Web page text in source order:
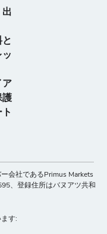
出
ッ
ア
護
会社であるPrimus Markets
、登録住所はバヌアツ共和
す: